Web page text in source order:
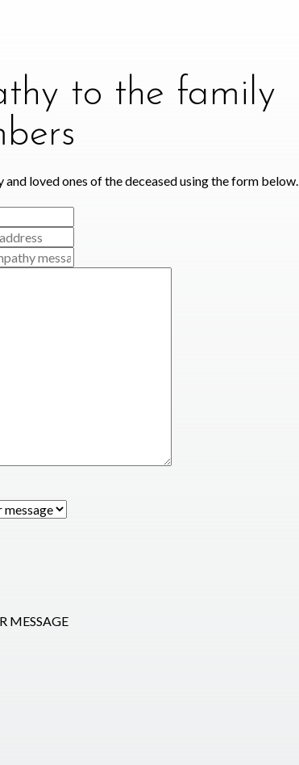
to the family
loved ones of the deceased using the form below.
MESSAGE